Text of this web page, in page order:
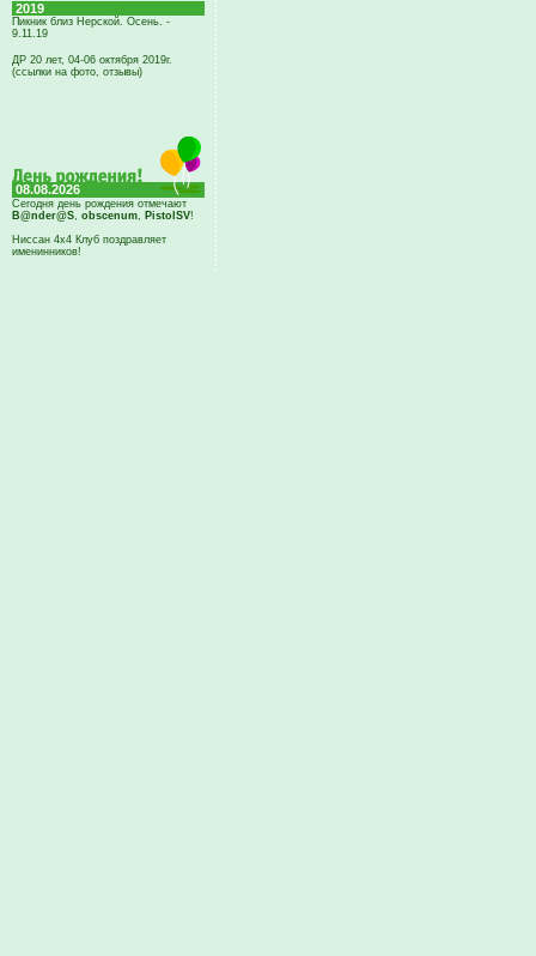
2019
Пикник близ Нерской. Осень. -
9.11.19
ДР 20 лет, 04-06 октября 2019г.
(ссылки на фото, отзывы)
08.08.2026
Сегодня день рождения отмечают
B@nder@S, obscenum, PistolSV!
Ниссан 4х4 Клуб поздравляет
именинников!